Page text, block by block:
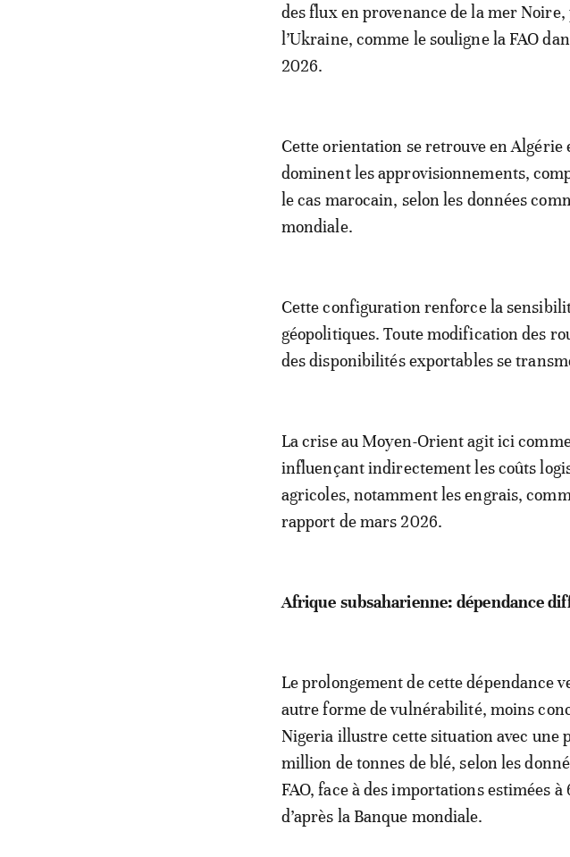
des flux en provenance de la mer
l’Ukraine, comme le souligne la FAO
2026.
Cette orientation se retrouve en Algérie
dominent les approvisionnements,
le cas marocain, selon les données
mondiale.
Cette configuration renforce la
géopolitiques. Toute modification des
des disponibilités exportables se
La crise au Moyen-Orient agit ici
influençant indirectement les coûts
agricoles, notamment les engrais,
rapport de mars 2026.
Afrique subsaharienne: dépendance
Le prolongement de cette dépendance
autre forme de vulnérabilité, moins
Nigeria illustre cette situation avec une
million de tonnes de blé, selon les
FAO, face à des importations estimées
d’après la Banque mondiale.